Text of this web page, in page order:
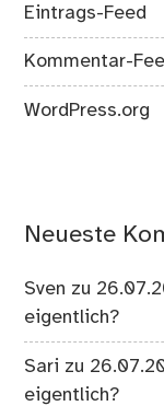
Eintrags-Feed
Kommentar-
WordPress.org
Neueste
Sven zu
eigentlich?
Sari zu
eigentlich?